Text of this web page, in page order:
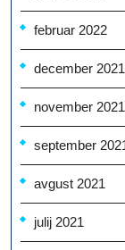
februar 2022
december 2021
november 2021
september
avgust 2021
julij 2021